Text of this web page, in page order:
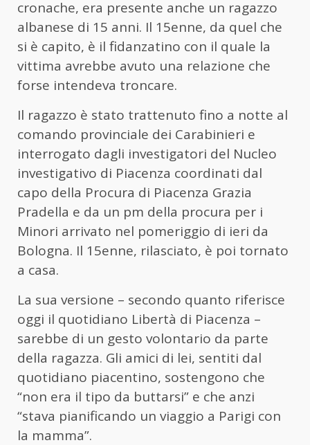
cronache, era presente anche un ragazzo
albanese di 15 anni. Il 15enne, da quel che
si è capito, è il fidanzatino con il quale la
vittima avrebbe avuto una relazione che
forse intendeva troncare.
Il ragazzo è stato trattenuto fino a notte al
comando provinciale dei Carabinieri e
interrogato dagli investigatori del Nucleo
investigativo di Piacenza coordinati dal
capo della Procura di Piacenza Grazia
Pradella e da un pm della procura per i
Minori arrivato nel pomeriggio di ieri da
Bologna. Il 15enne, rilasciato, è poi tornato
a casa.
La sua versione – secondo quanto riferisce
oggi il quotidiano Libertà di Piacenza –
sarebbe di un gesto volontario da parte
della ragazza. Gli amici di lei, sentiti dal
quotidiano piacentino, sostengono che
“non era il tipo da buttarsi” e che anzi
“stava pianificando un viaggio a Parigi con
la mamma”.